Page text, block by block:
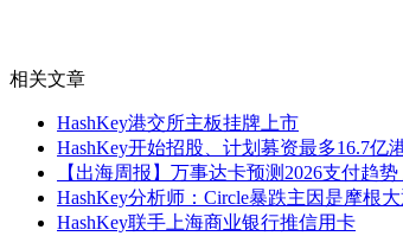
相关文章
HashKey港交所主板挂牌上市
HashKey开始招股、计划募资最多16.7亿
【出海周报】万事达卡预测2026支付趋
HashKey分析师：Circle暴跌主因是摩根
HashKey联手上海商业银行推信用卡